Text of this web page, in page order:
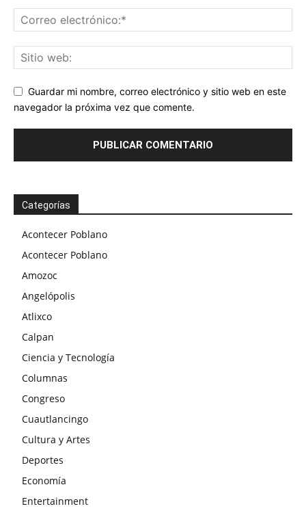
Guardar mi nombre, correo electrónico y sitio web en este
navegador la próxima vez que comente.
Categorías
Acontecer Poblano
Acontecer Poblano
Amozoc
Angelópolis
Atlixco
Calpan
Ciencia y Tecnología
Columnas
Congreso
Cuautlancingo
Cultura y Artes
Deportes
Economía
Entertainment